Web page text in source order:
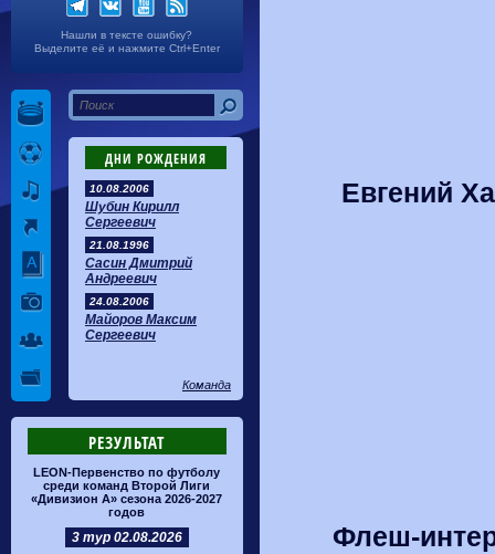
Нашли в тексте ошибку?
Выделите её и нажмите Ctrl+Enter
ДНИ РОЖДЕНИЯ
10.08.2006
Шубин Кирилл
Сергеевич
21.08.1996
Сасин Дмитрий
Андреевич
24.08.2006
Майоров Максим
Сергеевич
Команда
РЕЗУЛЬТАТ
LEON-Первенство по футболу
среди команд Второй Лиги
«Дивизион А» сезона 2026-2027
годов
3 тур 02.08.2026
Евгений
Флеш-